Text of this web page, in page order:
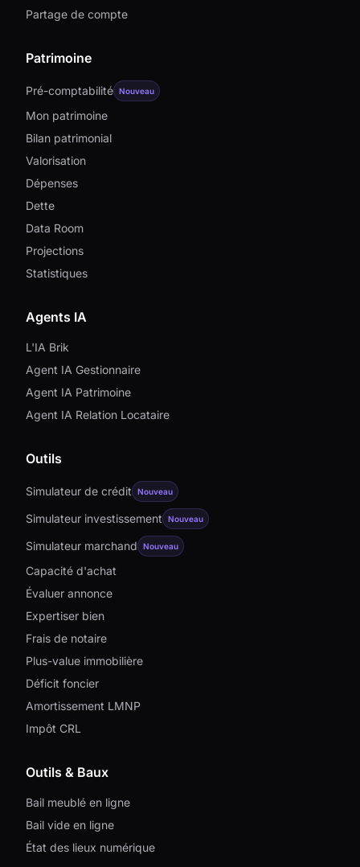
Partage de compte
Patrimoine
Pré-comptabilité Nouveau
Mon patrimoine
Bilan patrimonial
Valorisation
Dépenses
Dette
Data Room
Projections
Statistiques
Agents IA
L'IA Brik
Agent IA Gestionnaire
Agent IA Patrimoine
Agent IA Relation Locataire
Outils
Simulateur de crédit Nouveau
Simulateur investissement Nouveau
Simulateur marchand Nouveau
Capacité d'achat
Évaluer annonce
Expertiser bien
Frais de notaire
Plus-value immobilière
Déficit foncier
Amortissement LMNP
Impôt CRL
Outils & Baux
Bail meublé en ligne
Bail vide en ligne
État des lieux numérique